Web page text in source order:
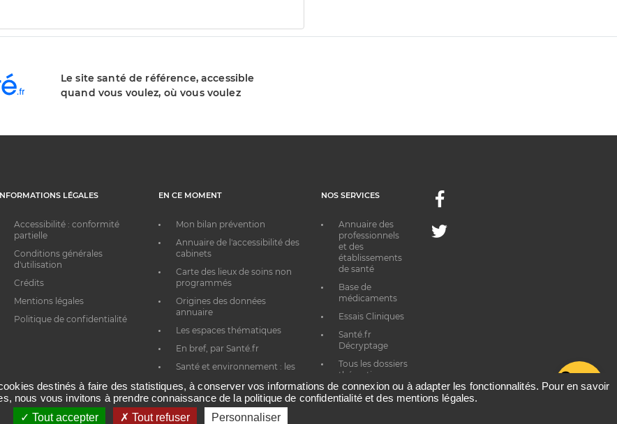
Le site santé de référence, accessible
quand vous voulez, où vous voulez
LÉGALES
Accessibilité : conformité
partielle
Conditions générales
d'utilisation
Crédits
Mentions légales
Politique de confidentialité
EN CE MOMENT
Mon bilan prévention
Annuaire de l'accessibilité des
cabinets
Carte des lieux de soins non
programmés
Origines des données
annuaire
Les espaces thématiques
En bref, par Santé.fr
Santé et environnement : les
NOS SERVICES
Annuaire des
professionnels
et des
établissements
de santé
Base de
médicaments
Essais Cliniques
Santé.fr
Décryptage
Tous les dossiers
thématiques
Facebook
Twitter
destinés à faire des statistiques, à conserver vos informations de connexion ou à adapter les fonctionnalités. Pour en savoir
nous vous invitons à prendre connaissance de la politique de confidentialité et des mentions légales.
Tout accepter
Tout refuser Personnaliser